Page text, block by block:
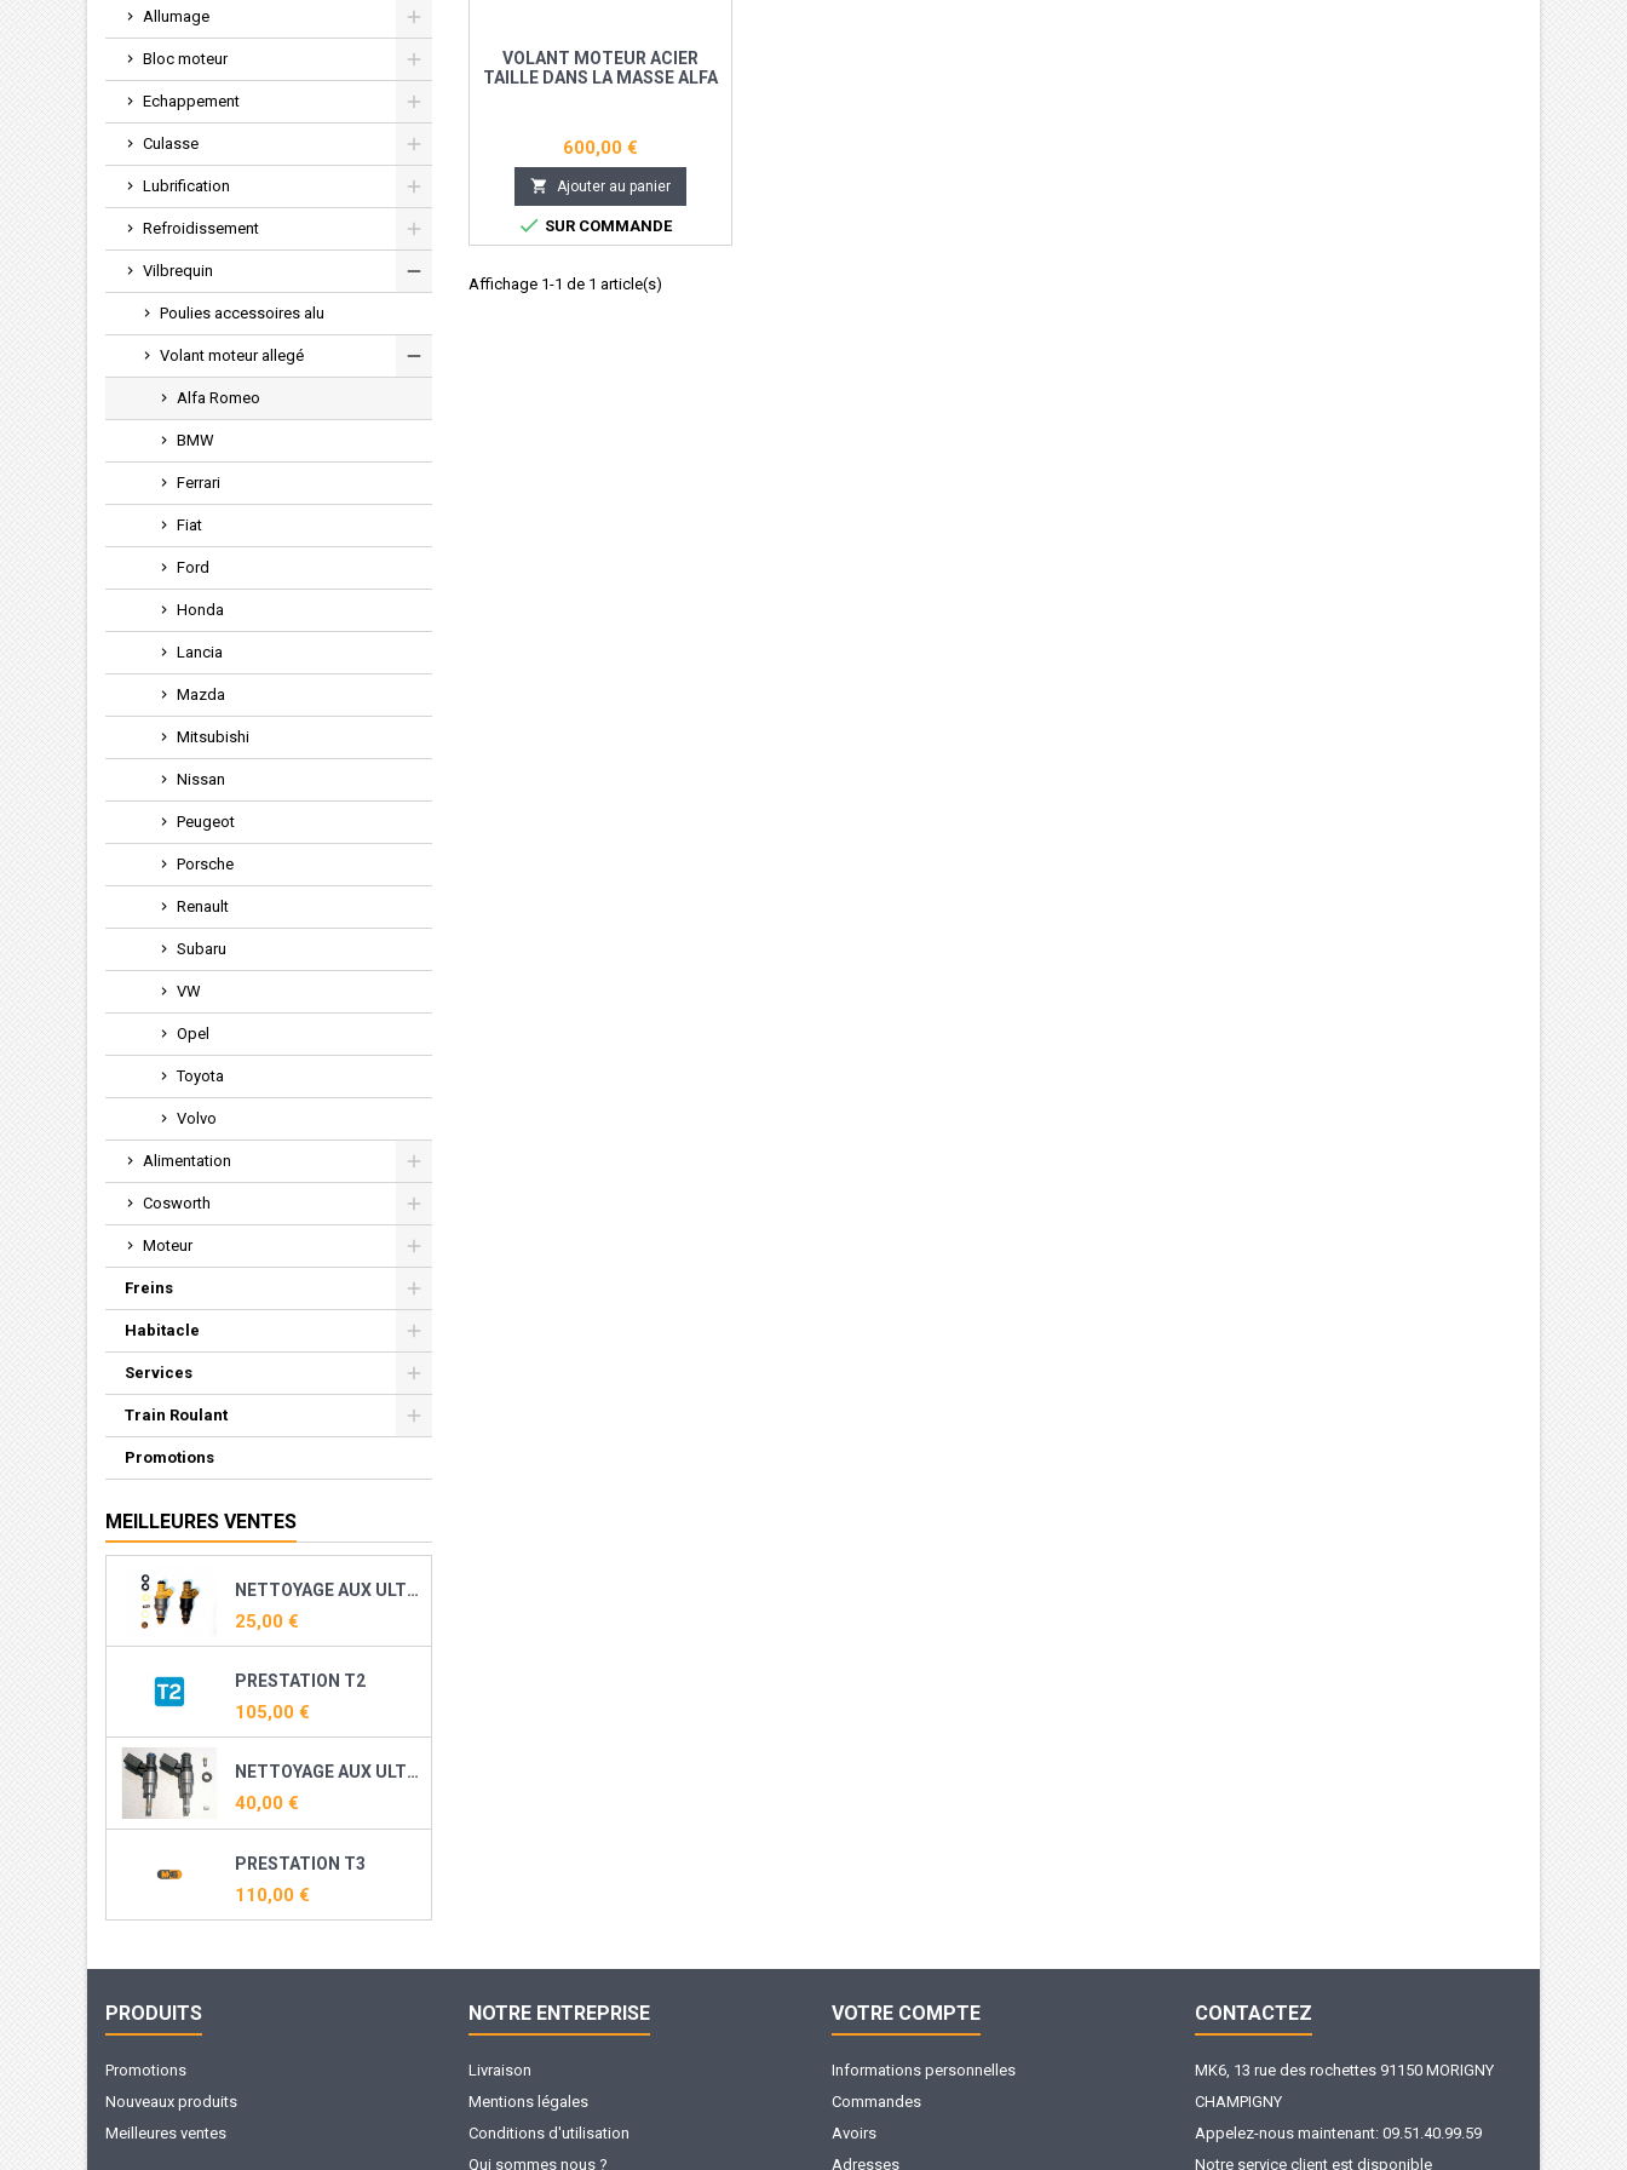
Allumage
Bloc moteur
Echappement
Culasse
Lubrification
Refroidissement
Vilbrequin
Poulies accessoires alu
Volant moteur allegé
Alfa Romeo
BMW
Ferrari
Fiat
Ford
Honda
Lancia
Mazda
Mitsubishi
Nissan
Peugeot
Porsche
Renault
Subaru
VW
Opel
Toyota
Volvo
Alimentation
Cosworth
Moteur
Freins
Habitacle
Services
Train Roulant
Promotions
MEILLEURES VENTES
NETTOYAGE AUX ULTRASONS ET RECONDITIONNEMENT DE VOS INJECTEURS ESSENCE
25,00 €
PRESTATION T2
105,00 €
NETTOYAGE AUX ULTRASONS ET RECONDITIONNEMENT DE VOS INJECTEURS DIRECT ESSENCE ( TFSI, TSI, THP, TCE ...)
40,00 €
PRESTATION T3
110,00 €
VOLANT MOTEUR ACIER
TAILLE DANS LA MASSE ALFA
600,00 €
 Ajouter au panier
 SUR COMMANDE
Affichage 1-1 de 1 article(s)
PRODUITS
Promotions
Nouveaux produits
Meilleures ventes
NOTRE ENTREPRISE
Livraison
Mentions légales
Conditions d'utilisation
Qui sommes nous ?
VOTRE COMPTE
Informations personnelles
Commandes
Avoirs
Adresses
CONTACTEZ
MK6, 13 rue des rochettes 91150 MORIGNY
CHAMPIGNY
Appelez-nous maintenant: 09.51.40.99.59
Notre service client est disponible